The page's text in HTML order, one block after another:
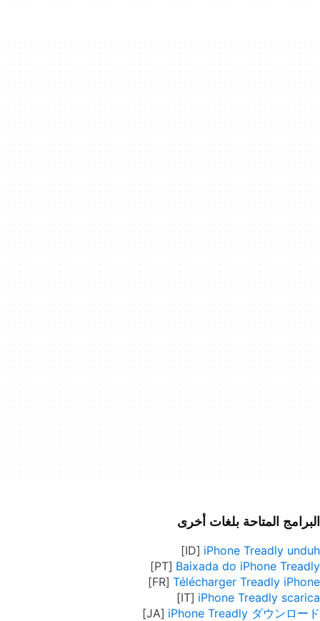
البرامج المتاحة بلغات أخرى
iPhone Treadly unduh
Baixada do iPhone Treadly
Télécharger Treadly iPhone
iPhone Treadly scarica
iPhone Treadly ダウンロード